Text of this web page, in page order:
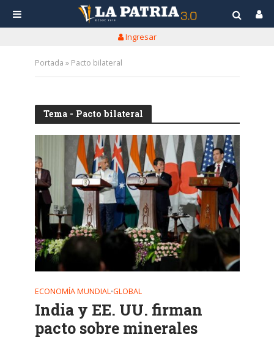
Ingresar
Portada » Pacto bilateral
Tema - Pacto bilateral
ECONOMÍA MUNDIAL•GLOBAL
India y EE. UU. firman
pacto sobre minerales